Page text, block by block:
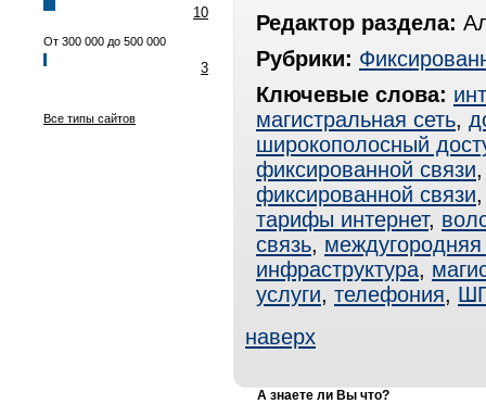
10
От 300 000 до 500 000
3
Все типы сайтов
Редактор раздела:
Рубрики:
Ключевые слова:
магистральная сеть,
широкополосный
фиксированной связи
фиксированной связи
тарифы интернет,
связь, междугородняя
инфраструктура,
услуги, телефония,
наверх
А знаете ли Вы что?